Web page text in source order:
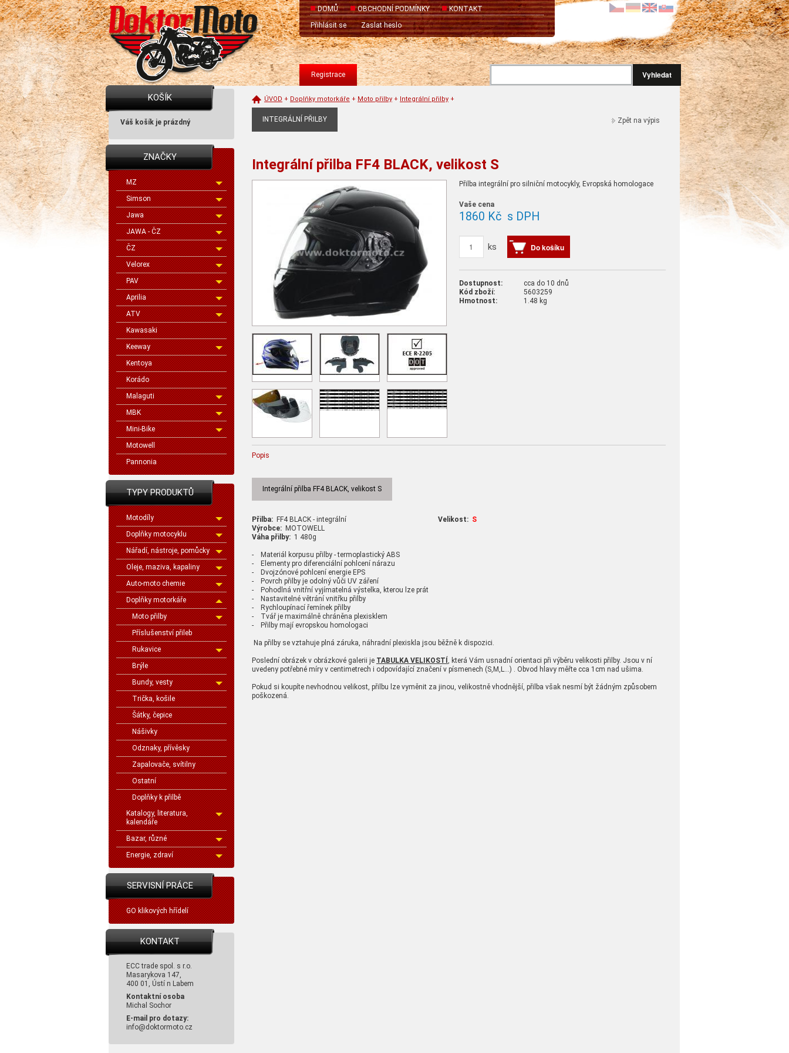
DOMŮ OBCHODNÍ PODMÍNKY
KONTAKT
Přihlásit se
Zaslat heslo
Vyhledat
Registrace
KOŠÍK
Váš košík je prázdný
ZNAČKY
MZ
Simson
Jawa
JAWA - ČZ
ČZ
Velorex
PAV
Aprilia
ATV
Kawasaki
Keeway
Kentoya
Korádo
Malaguti
MBK
Mini-Bike
Motowell
Pannonia
TYPY PRODUKTŮ
Motodíly
Doplňky motocyklu
Nářadí, nástroje, pomůcky
Oleje, maziva, kapaliny
Auto-moto chemie
Doplňky motorkáře
Moto přilby
Příslušenství přileb
Rukavice
Brýle
Bundy, vesty
Trička, košile
Šátky, čepice
Nášivky
Odznaky, přívěsky
Zapalovače, svítilny
Ostatní
Doplňky k přilbě
Katalogy, literatura,
kalendáře
Bazar, různé
Energie, zdraví
SERVISNÍ PRÁCE
GO klikových hřídelí
KONTAKT
ECC trade spol. s r.o.
Masarykova 147,
400 01, Ústí n Labem
Kontaktní osoba
Michal Sochor
E-mail pro dotazy:
info@doktormoto.cz
ÚVOD + Doplňky motorkáře + Moto přilby + Integrální přilby +
Zpět na výpis
INTEGRÁLNÍ PŘILBY
Integrální přilba FF4 BLACK, velikost S
Přilba integrální pro silniční motocykly, Evropská homologace
Vaše cena
1860 Kč s DPH
ks Do košíku
Dostupnost:
cca do 10 dnů
Kód zboží:
5603259
Hmotnost:
1.48 kg
Popis
Integrální přilba FF4 BLACK, velikost S
Přilba: FF4 BLACK - integrální Velikost: S
Výrobce: MOTOWELL
Váha přilby: 1 480g
- Materiál korpusu přilby - termoplastický ABS
- Elementy pro diferenciální pohlcení nárazu
- Dvojzónové pohlcení energie EPS
- Povrch přilby je odolný vůči UV záření
- Pohodlná vnitřní vyjímatelná výstelka, kterou lze prát
- Nastavitelné větrání vnitřku přilby
- Rychloupínací řemínek přilby
- Tvář je maximálně chráněna plexisklem
- Přilby mají evropskou homologaci
Na přilby se vztahuje plná záruka, náhradní plexiskla jsou běžně k dispozici.
Poslední obrázek v obrázkové galerii je TABULKA VELIKOSTÍ , která Vám usnadní orientaci při výběru velikosti přilby. Jsou v ní
uvedeny potřebné míry v centimetrech i odpovídající značení v písmenech (S,M,L...) . Obvod hlavy měřte cca 1cm nad ušima.
Pokud si koupíte nevhodnou velikost, přilbu lze vyměnit za jinou, velikostně vhodnější, přilba však nesmí být žádným způsobem
poškozená.